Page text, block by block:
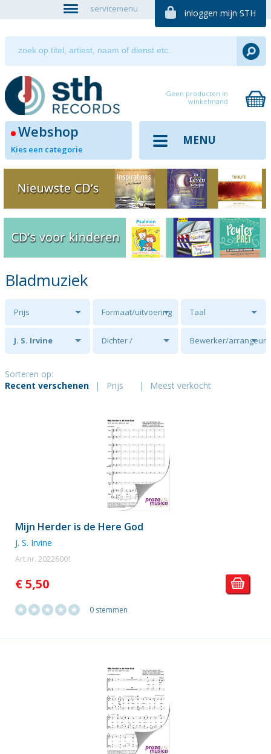
servicemenu inloggen mijn STH
Geen producten in
winkelmand
Webshop
Kies een categorie
MENU
Bladmuziek
Prijs Formaat/uitvoering Taal
J. S. Irvine Dichter / Bewerker/arrangeur
Sorteren op:
Recent verschenen
| Prijs | Meest verkocht
Mijn Herder is de Here God
J. S. Irvine
Art.nr. 20226001
€ 5,50
0 stemmen